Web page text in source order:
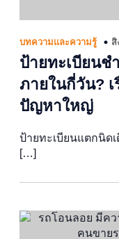
บทความและความรู้ สิ
ป้ายทะเบียนช
ภายในกี่วัน? เ
ปัญหาใหญ่
ป้ายทะเบียนแตกนิด
[…]